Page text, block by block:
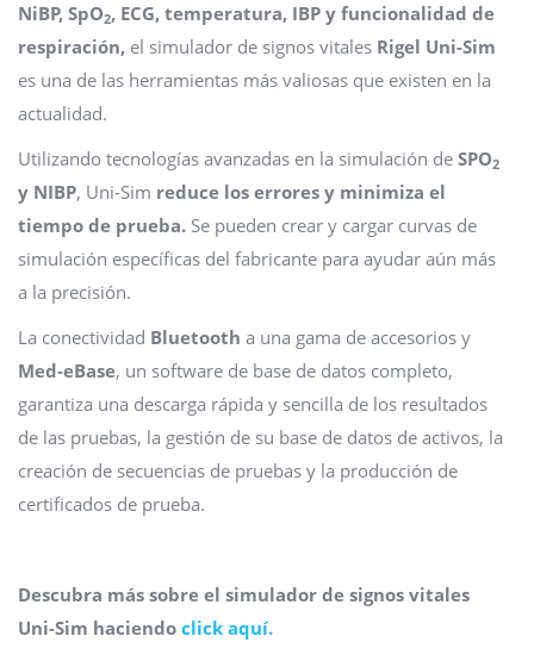
NiBP, SpO2, ECG, temperatura, IBP y funcionalidad de
respiración, el simulador de signos vitales Rigel Uni-Sim
es una de las herramientas más valiosas que existen en la
actualidad.
Utilizando tecnologías avanzadas en la simulación de SPO2
y NIBP, Uni-Sim reduce los errores y minimiza el
tiempo de prueba. Se pueden crear y cargar curvas de
simulación específicas del fabricante para ayudar aún más
a la precisión.
La conectividad Bluetooth a una gama de accesorios y
Med-eBase, un software de base de datos completo,
garantiza una descarga rápida y sencilla de los resultados
de las pruebas, la gestión de su base de datos de activos, la
creación de secuencias de pruebas y la producción de
certificados de prueba.
Descubra más sobre el simulador de signos vitales
Uni-Sim haciendo click aquí.